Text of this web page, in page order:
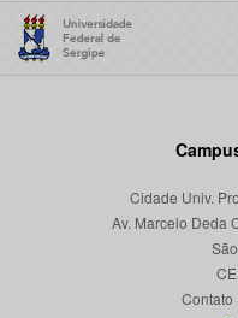
Cidade Univ.
Av. Marcelo Deda